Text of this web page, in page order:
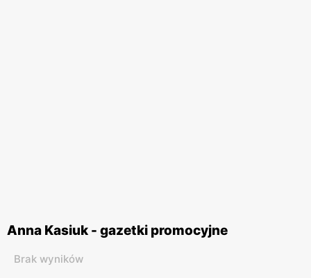
Anna Kasiuk - gazetki promocyjne
Brak wyników